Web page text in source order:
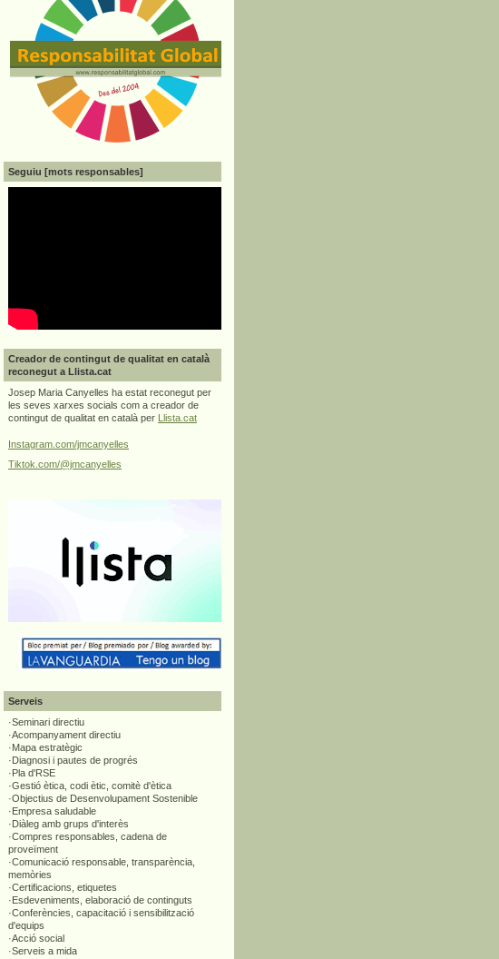
Seguiu [mots responsables]
Creador de contingut de qualitat en català
reconegut a Llista.cat
Josep Maria Canyelles ha estat reconegut per
les seves xarxes socials com a creador de
contingut de qualitat en català per
Llista.cat
Instagram.com/jmcanyelles
Tiktok.com/@jmcanyelles
Serveis
·Seminari directiu
·Acompanyament directiu
·Mapa estratègic
·Diagnosi i pautes de progrés
·Pla d'RSE
·Gestió ètica, codi ètic, comitè d'ètica
·Objectius de Desenvolupament Sostenible
·Empresa saludable
·Diàleg amb grups d'interès
·Compres responsables, cadena de
proveïment
·Comunicació responsable, transparència,
memòries
·Certificacions, etiquetes
·Esdeveniments, elaboració de continguts
·Conferències, capacitació i sensibilització
d'equips
·Acció social
·Serveis a mida